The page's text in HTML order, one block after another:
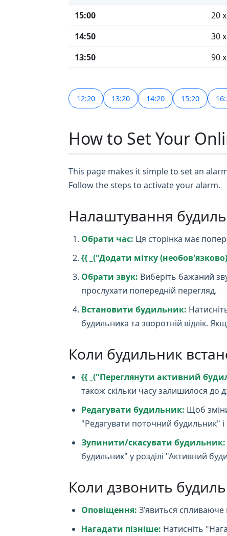
15:00
20
14:50
30
13:50
90
12:20 13:20 14:20 15:20
How to Set Your
This page makes it simple to set an
Follow the steps to activate your alarm.
Налаштування
Обрати час: Ця сторінка має
{{ _("Додати мітку
Обрати звук: Виберіть бажаний
прослухати попередній перегляд.
Встановити будильник:
будильника та зворотній відлік.
Коли будильник
{{ _("Переглянути активний
також скільки часу залишилося до
Редагувати будильник: Щоб
"Редагувати поточний будильник"
Зупинити/скасувати будильник:
будильник" у розділі "Активний
Коли дзвонить
Оповіщення: З’явиться
Нагадати пізніше: Натисніть